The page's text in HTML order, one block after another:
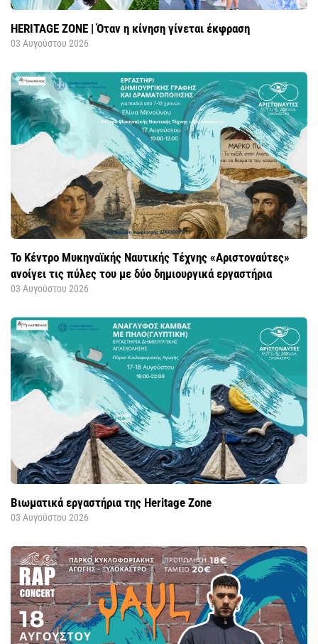
HERITAGE ZONE | Όταν η κίνηση γίνεται έκφραση
03 Αυγούστου 2026
Το Κέντρο Μυκηναϊκής Ναυτικής Τέχνης «Αριστοναύτες»
ανοίγει τις πύλες του με δύο δημιουργικά εργαστήρια
03 Αυγούστου 2026
Βιωματικά εργαστήρια της Heritage Zone
03 Αυγούστου 2026